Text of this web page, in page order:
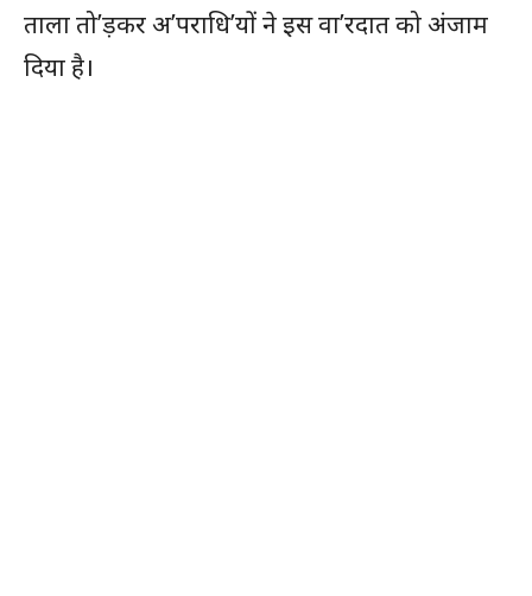
ताला तो’ड़कर अ’पराधि’यों ने इस वा’रदात को अंजाम
दिया है।